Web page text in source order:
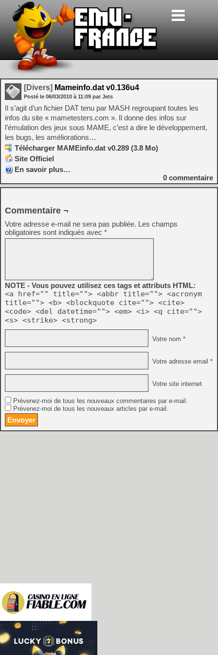
[Divers] Mameinfo.dat v0.136u4
Posté le 06/03/2010 à 11:09 par Jets
Il s’agit d’un fichier DAT tenu par MASH regroupant toutes les
infos du site « mametesters.com ». Il donne des infos sur
l’émulation des jeux sous MAME, c’est a dire le développement,
les bugs, les améliorations…
Télécharger MAMEinfo.dat v0.289 (3.8 Mo)
Site Officiel
En savoir plus…
0 commentaire
Commentaire ¬
Votre adresse e-mail ne sera pas publiée. Les champs
obligatoires sont indiqués avec *
NOTE - Vous pouvez utilisez ces tags et attributs HTML:
<a href="" title=""> <abbr title=""> <acronym
title=""> <b> <blockquote cite=""> <cite>
<code> <del datetime=""> <em> <i> <q cite="">
<s> <strike> <strong>
Votre nom *
Votre adresse email *
Votre site internet
Prévenez-moi de tous les nouveaux commentaires par e-mail.
Prévenez-moi de tous les nouveaux articles par e-mail.